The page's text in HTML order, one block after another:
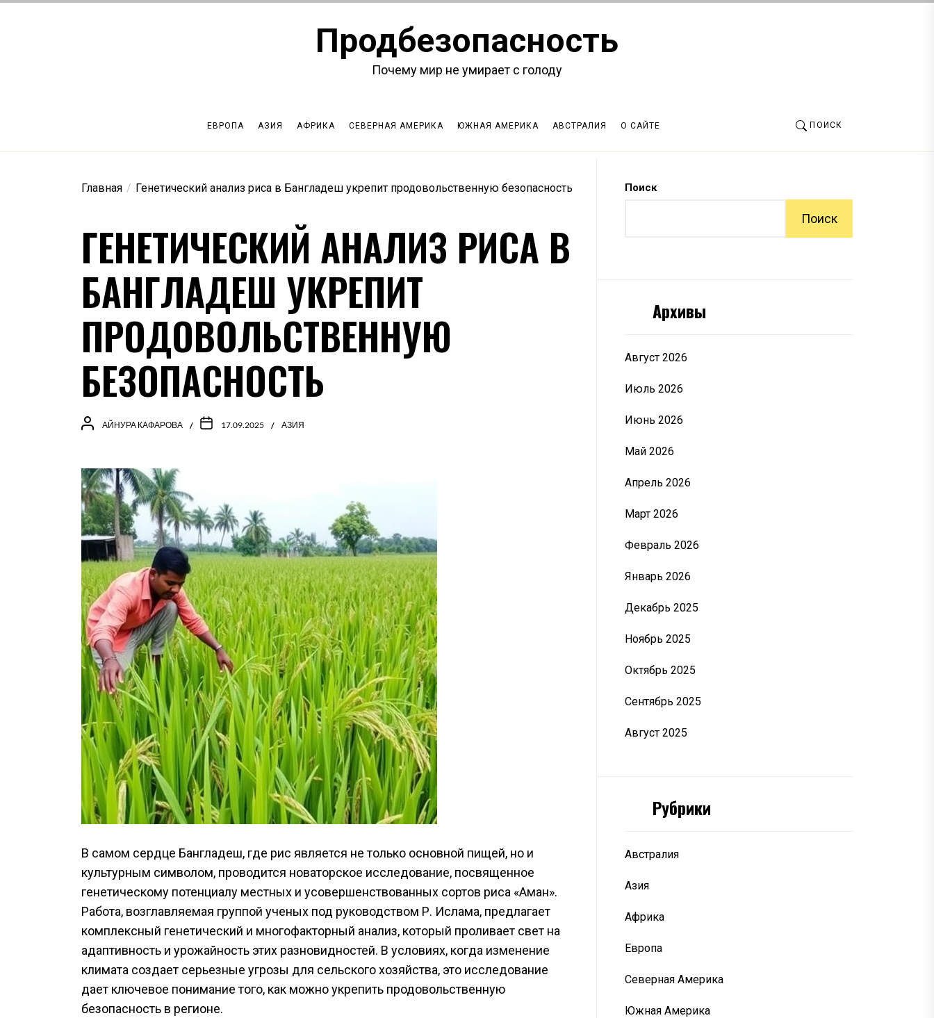
Продбезопасность
Почему мир не умирает с голоду
ЕВРОПА АЗИЯ АФРИКА СЕВЕРНАЯ АМЕРИКА ЮЖНАЯ АМЕРИКА АВСТРАЛИЯ О САЙТЕ ПОИСК
Главная Генетический анализ риса в Бангладеш укрепит продовольственную безопасность
ГЕНЕТИЧЕСКИЙ АНАЛИЗ РИСА В
БАНГЛАДЕШ УКРЕПИТ
ПРОДОВОЛЬСТВЕННУЮ
БЕЗОПАСНОСТЬ
АЙНУРА КАФАРОВА 17.09.2025 АЗИЯ
В самом сердце Бангладеш, где рис является не только основной пищей, но и
культурным символом, проводится новаторское исследование, посвященное
генетическому потенциалу местных и усовершенствованных сортов риса «Аман».
Работа, возглавляемая группой ученых под руководством Р. Ислама, предлагает
комплексный генетический и многофакторный анализ, который проливает свет на
адаптивность и урожайность этих разновидностей. В условиях, когда изменение
климата создает серьезные угрозы для сельского хозяйства, это исследование
дает ключевое понимание того, как можно укрепить продовольственную
безопасность в регионе.
Поиск
Поиск
Архивы
Август 2026
Июль 2026
Июнь 2026
Май 2026
Апрель 2026
Март 2026
Февраль 2026
Январь 2026
Декабрь 2025
Ноябрь 2025
Октябрь 2025
Сентябрь 2025
Август 2025
Рубрики
Австралия
Азия
Африка
Европа
Северная Америка
Южная Америка